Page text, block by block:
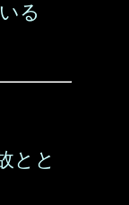
る
とと